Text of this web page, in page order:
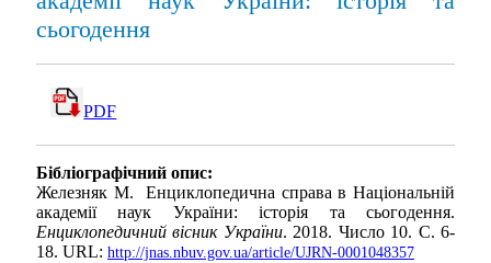
сьогодення
PDF
Бібліографічний опис:
Железняк М. Енциклопедична справа в Національній
академії наук України: історія та сьогодення.
Енциклопедичний вісник України. 2018. Число 10. С. 6-
18. URL: http://jnas.nbuv.gov.ua/article/UJRN-0001048357